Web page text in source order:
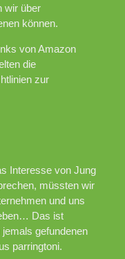
wir über
können.
von Amazon
die
zur
Interesse von Jung
müssten wir
und uns
Das ist
gefundenen
parringtoni.